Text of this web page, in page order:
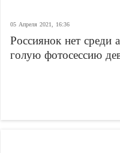
05 Апреля 2021, 16:36
Россиянок нет среди
голую фотосессию